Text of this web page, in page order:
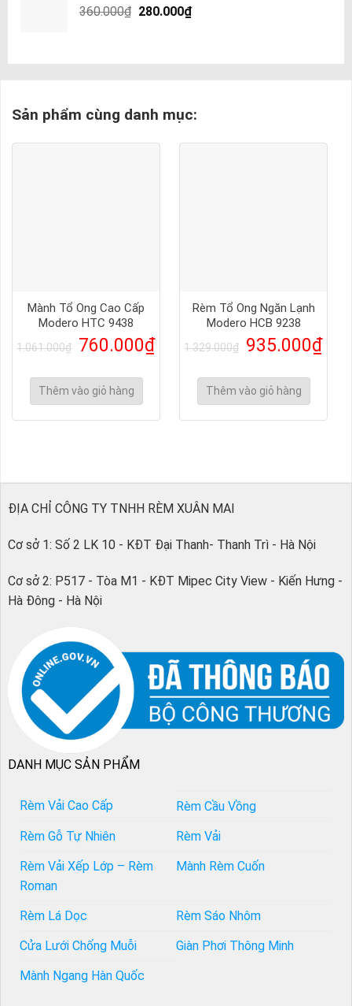
360.000₫ 280.000₫
Sản phẩm cùng danh mục:
Mành Tổ Ong Cao Cấp
Modero HTC 9438
1.061.000₫ 760.000₫
Thêm vào giỏ hàng
Rèm Tổ Ong Ngăn Lạnh
Modero HCB 9238
1.329.000₫ 935.000₫
Thêm vào giỏ hàng
ĐỊA CHỈ CÔNG TY TNHH RÈM XUÂN MAI
Cơ sở 1: Số 2 LK 10 - KĐT Đại Thanh- Thanh Trì - Hà Nội
Cơ sở 2: P517 - Tòa M1 - KĐT Mipec City View - Kiến Hưng -
Hà Đông - Hà Nội
DANH MỤC SẢN PHẨM
Rèm Vải Cao Cấp
Rèm Cầu Vồng
Rèm Gỗ Tự Nhiên
Rèm Vải
Rèm Vải Xếp Lớp – Rèm
Roman
Mành Rèm Cuốn
Rèm Lá Dọc
Rèm Sáo Nhôm
Cửa Lưới Chống Muỗi
Giàn Phơi Thông Minh
Mành Ngang Hàn Quốc